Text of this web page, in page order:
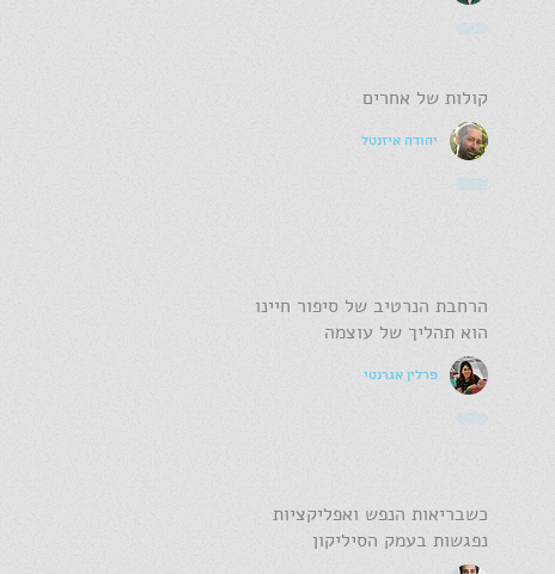
קולות של אחרים
יהודה איזנטל
הרחבת הנרטיב של סיפור חיינו
הוא תהליך של עוצמה
פרלין אגרנטי
כשבריאות הנפש ואפליקציות
נפגשות בעמק הסיליקון